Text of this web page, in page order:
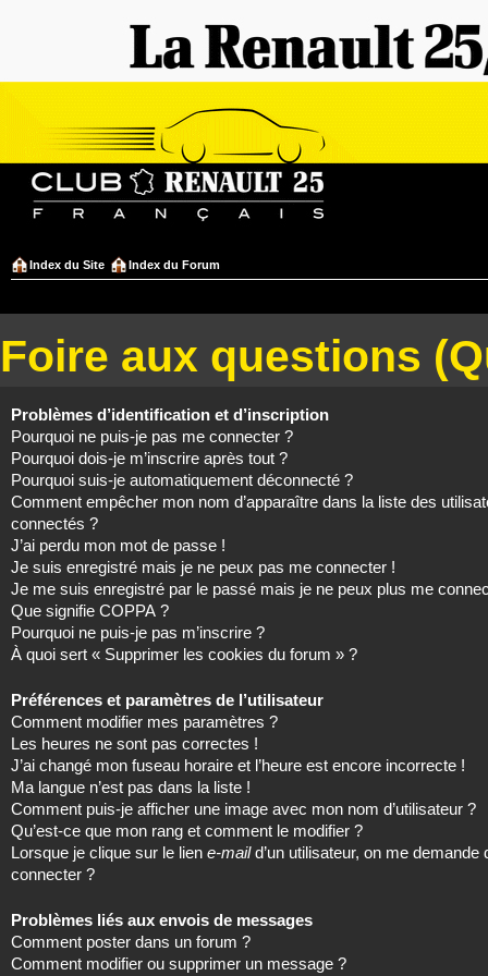
Index du Site Index du Forum
Foire aux questions
Problèmes d’identification et d’inscription
Pourquoi ne puis-je pas me connecter ?
Pourquoi dois-je m’inscrire après tout ?
Pourquoi suis-je automatiquement déconnecté ?
Comment empêcher mon nom d’apparaître dans la liste des
connectés ?
J’ai perdu mon mot de passe !
Je suis enregistré mais je ne peux pas me connecter !
Je me suis enregistré par le passé mais je ne peux plus me
Que signifie COPPA ?
Pourquoi ne puis-je pas m’inscrire ?
À quoi sert « Supprimer les cookies du forum » ?
Préférences et paramètres de l’utilisateur
Comment modifier mes paramètres ?
Les heures ne sont pas correctes !
J’ai changé mon fuseau horaire et l’heure est encore incorrecte !
Ma langue n’est pas dans la liste !
Comment puis-je afficher une image avec mon nom d’utilisateur ?
Qu’est-ce que mon rang et comment le modifier ?
Lorsque je clique sur le lien e-maild’un utilisateur, on me demande
connecter ?
Problèmes liés aux envois de messages
Comment poster dans un forum ?
Comment modifier ou supprimer un message ?